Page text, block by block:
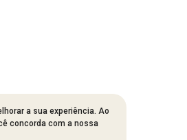
a sua experiência. Ao
concorda com a nossa